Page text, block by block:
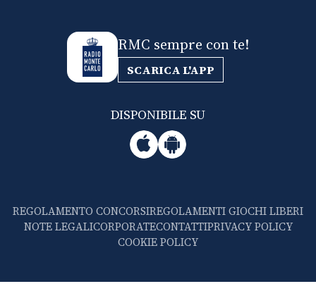
RMC sempre con te!
SCARICA L'APP
DISPONIBILE SU
REGOLAMENTO CONCORSIREGOLAMENTI GIOCHI LIBERI
NOTE LEGALICORPORATECONTATTIPRIVACY POLICY
COOKIE POLICY